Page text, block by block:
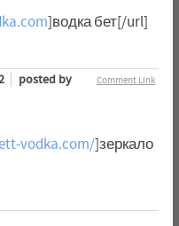
]водка бет[/url]
Comment Link
posted by
vodka.com/]зеркало